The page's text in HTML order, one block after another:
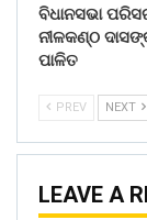
ବିଧାନସଭା
ନୀଳକଣ୍ଠ
ପାଳିତ
PREV NEXT
LEAVE A